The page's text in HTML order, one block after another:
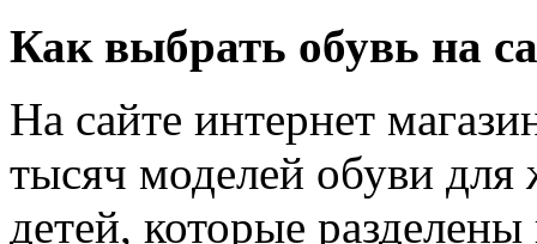
Как выбрать обувь на
На сайте интернет
тысяч моделей обуви
детей, которые